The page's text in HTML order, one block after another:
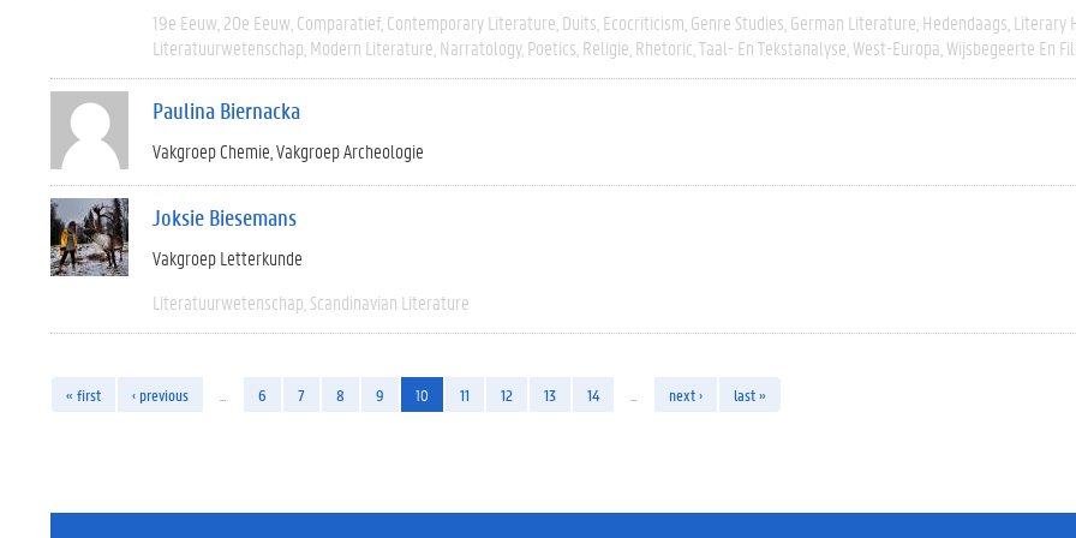
19e Eeuw 20e Eeuw Comparatief Contemporary Literature Duits Ecocriticism Genre Studies German Literature Hedendaags Literary
Literatuurwetenschap Modern Literature Narratology Poetics Religie Rhetoric Taal- En Tekstanalyse West-Europa Wijsbegeerte En
Paulina Biernacka
Vakgroep Chemie Vakgroep Archeologie
Joksie Biesemans
Vakgroep Letterkunde
Literatuurwetenschap Scandinavian Literature
« first ‹ previous 6 7 8 9 10 11 12 13 14 next › last »